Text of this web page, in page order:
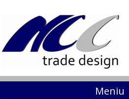
Meniu